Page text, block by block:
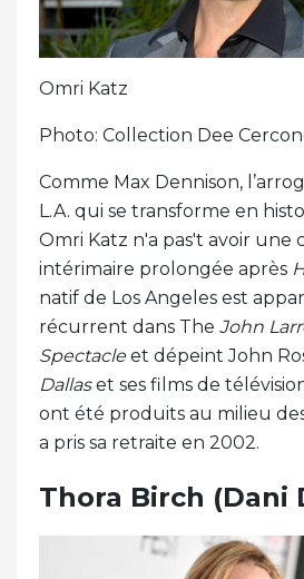
Omri Katz
Photo: Collection Dee
Comme Max Dennison,
L.A. qui se transforme en
Omri Katz n'a pas't avoir une
intérimaire prolongée après
natif de Los Angeles est
récurrent dans The John
Spectacleet dépeint John
Dallaset ses films de
ont été produits au milieu
a pris sa retraite en 2002.
Thora Birch (Dani